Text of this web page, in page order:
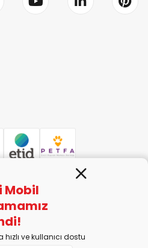
PAZ. SAN. TİC. LTD. ŞTİ. Alaşarköy Mah.
Bursa
Vergi Dairesi'ne bağlıdır.
Mobil
ve kullanıcı dostu